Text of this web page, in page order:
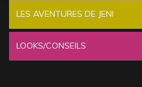
LES AVENTURES DE JENI
LOOKS/CONSEILS